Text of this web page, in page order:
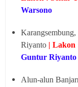
Warsono
Riyanto | Lakon
Guntur Riyanto
Alun-alun